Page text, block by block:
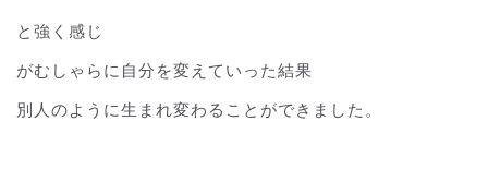
と強く感じ
がむしゃらに自分を変えていった結果
別人のように生まれ変わることができました。